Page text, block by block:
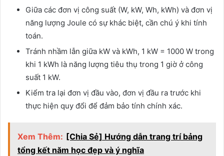
Giữa các đơn vị công suất (W, kW, Wh, kWh) và đơn vị
năng lượng Joule có sự khác biệt, cần chú ý khi tính
toán.
Tránh nhầm lẫn giữa kW và kWh, 1 kW = 1000 W trong
khi 1 kWh là năng lượng tiêu thụ trong 1 giờ ở công
suất 1 kW.
Kiểm tra lại đơn vị đầu vào, đơn vị đầu ra trước khi
thực hiện quy đổi để đảm bảo tính chính xác.
Xem Thêm: [Chia Sẻ] Hướng dẫn trang trí bảng
tổng kết năm học đẹp và ý nghĩa